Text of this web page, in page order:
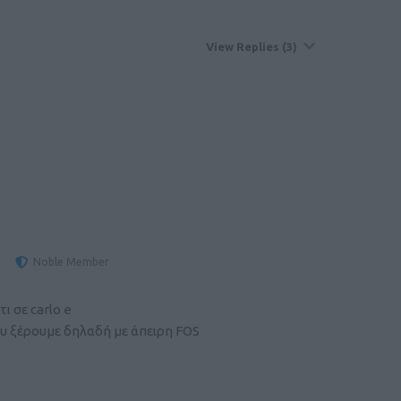
View Replies (3)
Noble Member
σε carlo e
ξέρουμε δηλαδή με άπειρη FOS